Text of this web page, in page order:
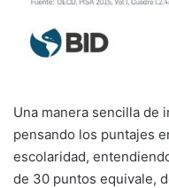
Una manera sencilla de
pensando los puntajes
escolaridad,
de 30 puntos equivale,